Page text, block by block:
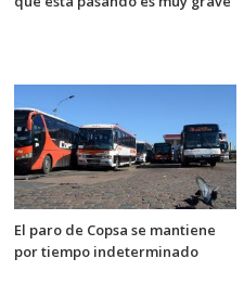
El paro de Copsa se mantiene
por tiempo indeterminado